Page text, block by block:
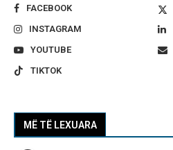
FACEBOOK
INSTAGRAM
YOUTUBE
TIKTOK
MË TË LEXUARA